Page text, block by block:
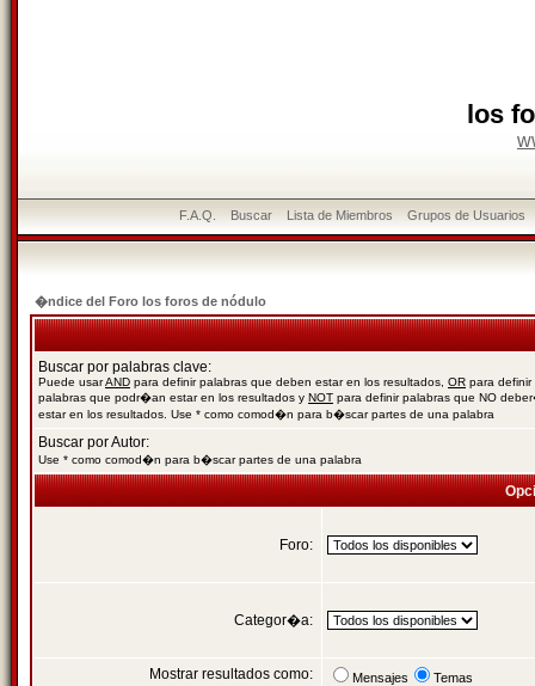
los
F.A.Q. Buscar Lista de Miembros Grupos de Usuarios
�ndice del Foro los foros de nódulo
Buscar por palabras clave:
Puede usarAND para definir palabras que deben estar en los resultados, OR para definir
palabras que podr�an estar en los resultados y NOT para definir palabras que NO
estar en los resultados. Use * como comod�n para b�scar partes de una palabra
Buscar por Autor:
Use * como comod�n para b�scar partes de una palabra
Foro:
Categor�a:
Mostrar resultados como: Mensajes Temas